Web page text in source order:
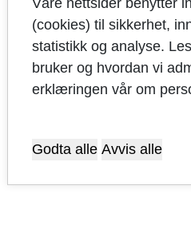
Finansområdet og
På finansområdet er det
merinntekt på om lag kr
forsinkelsesrenter og
Integreringstilskuddet er
Våre nettsider benytter
(cookies) til sikkerhet,
statistikk og analyse.
bruker og hvordan vi
erklæringen vår om
Godta alle Avvis alle